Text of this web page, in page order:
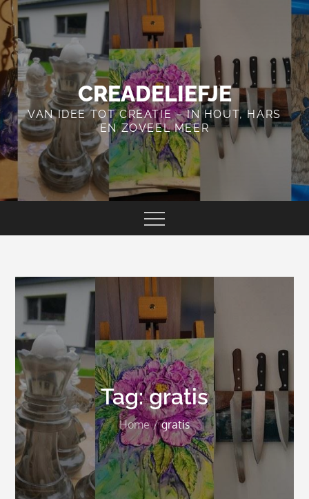
Skip
to
content
CREADELIEFJE
VAN IDEE TOT CREATIE – IN HOUT, HARS
EN ZOVEEL MEER
Tag:gratis
Home gratis